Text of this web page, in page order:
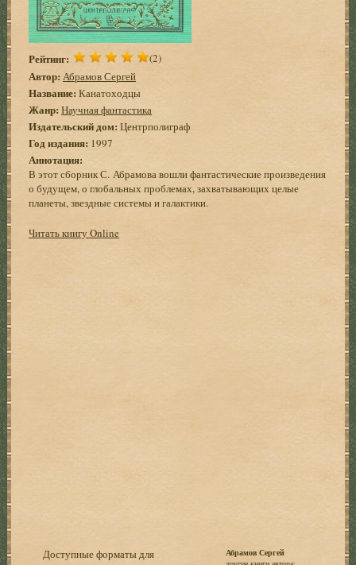
Рейтинг: (2)
Автор: Абрамов Сергей
Название: Канатоходцы
Жанр: Научная фантастика
Издательский дом: Центрполиграф
Год издания: 1997
Аннотация:
В этот сборник С. Абрамова вошли фантастические произведения
о будущем, о глобальных проблемах, захватывающих целые
планеты, звездные системы и галактики.
Читать книгу Online
Доступные форматы для
Абрамов Сергей